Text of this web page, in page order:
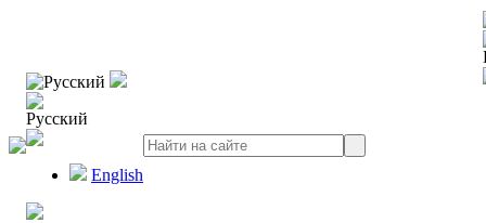
Русский
Русский
English